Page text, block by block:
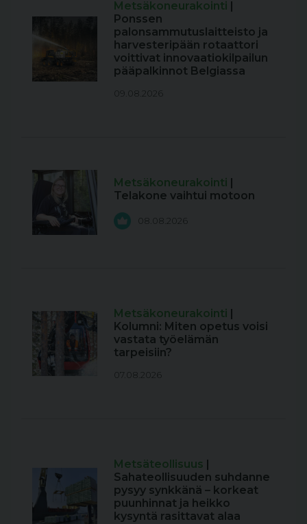
Metsäkoneurakointi |
Ponssen
palonsammutuslaitteisto ja
harvesteripään rotaattori
voittivat innovaatiokilpailun
pääpalkinnot Belgiassa
09.08.2026
Metsäkoneurakointi |
Telakone vaihtui motoon
08.08.2026
Metsäkoneurakointi |
Kolumni: Miten opetus voisi
vastata työelämän
tarpeisiin?
07.08.2026
Metsäteollisuus |
Sahateollisuuden suhdanne
pysyy synkkänä – korkeat
puunhinnat ja heikko
kysyntä rasittavat alaa